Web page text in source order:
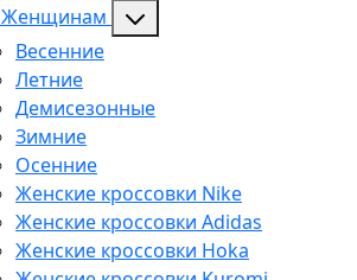
Женщинам
Весенние
Летние
Демисезонные
Зимние
Осенние
Женские кроссовки Nike
Женские кроссовки Adidas
Женские кроссовки Hoka